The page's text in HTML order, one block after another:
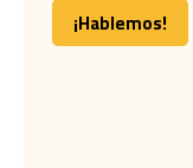
¡Hablemos!
¡Hablemos!